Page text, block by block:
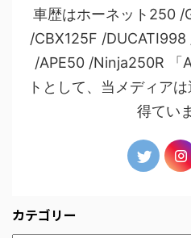
車歴はホーネット250 /
/CBX125F /
/APE50 /Ninja250R 「
トとして、当メディア
得てい
カテゴリー